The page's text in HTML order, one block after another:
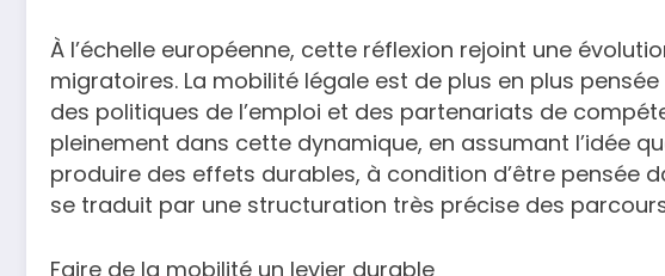
À l’échelle européenne, cette réflexion rejoint une
migratoires. La mobilité légale est de plus en plus
des politiques de l’emploi et des partenariats de
pleinement dans cette dynamique, en assumant l’idée
produire des effets durables, à condition d’être pensée
se traduit par une structuration très précise des
Faire de la mobilité un levier durable